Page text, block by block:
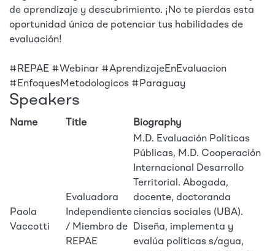
de aprendizaje y descubrimiento. ¡No te pierdas esta
oportunidad única de potenciar tus habilidades de
evaluación!
#REPAE #Webinar #AprendizajeEnEvaluacion
#EnfoquesMetodologicos #Paraguay
Speakers
Name Title Biography
Paola
Vaccotti
Evaluadora
Independiente
/ Miembro de
REPAE
M.D. Evaluación Políticas
Públicas, M.D. Cooperación
Internacional Desarrollo
Territorial. Abogada,
docente, doctoranda
ciencias sociales (UBA).
Diseña, implementa y
evalúa políticas s/agua,